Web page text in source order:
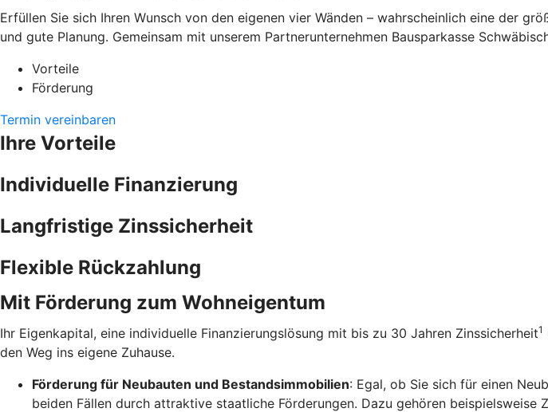
Erfüllen Sie sich Ihren Wunsch von den eigenen vier Wänden – wahrscheinlich eine der
und gute Planung. Gemeinsam mit unserem Partnerunternehmen Bausparkasse
Vorteile
Förderung
Termin vereinbaren
Ihre Vorteile
Individuelle Finanzierung
Langfristige Zinssicherheit
Flexible Rückzahlung
Mit Förderung zum Wohneigentum
Ihr Eigenkapital, eine individuelle Finanzierungslösung mit bis zu 30 Jahren Zinssicherheit1
den Weg ins eigene Zuhause.
Förderung für Neubauten und Bestandsimmobilien: Egal, ob Sie sich für einen
beiden Fällen durch attraktive staatliche Förderungen. Dazu gehören